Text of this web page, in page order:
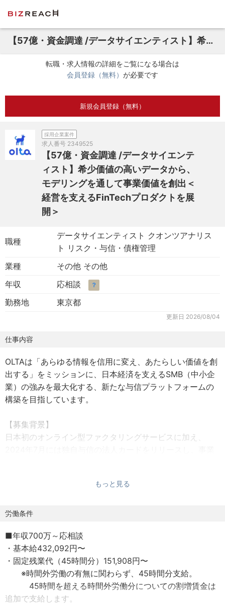
【57億・資金調達 /データサイエンティスト】希少価値の高いデータから、モデリングを通して事業価値を創出＜経営を支えるFinTechプロダクトを展開＞
転職・求人情報の詳細をご覧になる場合は
会員登録（無料） が必要です
新規会員登録（無料）
採用企業案件
求人番号 2349525
【57億・資金調達 /データサイエンテ
ィスト】希少価値の高いデータから、
モデリングを通して事業価値を創出＜
経営を支えるFinTechプロダクトを展
開＞
職種
データサイエンティスト クオンツアナリス
ト リスク・与信・債権管理
業種
その他 その他
年収
応相談 ？
勤務地 東京都
更新日 2026/08/04
仕事内容
OLTAは「あらゆる情報を信用に変え、あたらしい価値を創
出する」をミッションに、日本経済を支えるSMB（中小企
業）の強みを最大化する、新たな与信プラットフォームの
構築を目指しています。
【募集背景】
日本初のオンライン型ファクタリングサービスに加え、
タサイエンス領域をリードし、共に未来を創ってくださる
中小企業向け与信領域は、今、世の中のDX化の潮流ととも
に非常に大きな盛り上がりを見せています。大手銀行も中
小企業向け与信の再構築に注力するなど、この分野は今、
大きな転換期を迎えています。
本ポジションでお任せしたいのは、この大きな市場の変化
の中で、データサイエンスの力で新たな事業価値を創造す
もっと見る
労働条件
■年収700万～応相談
・基本給432,092円〜
・固定残業代（45時間分）151,908円〜
※時間外労働の有無に関わらず、45時間分支給。
45時間を超える時間外労働分についての割増賃金は
追加で支給します。